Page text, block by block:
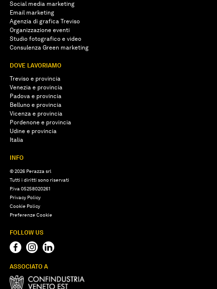
Social media marketing
Email marketing
Agenzia di grafica Treviso
Organizzazione eventi
Studio fotografico e video
Consulenza Green marketing
DOVE LAVORIAMO
Treviso e provincia
Venezia e provincia
Padova e provincia
Belluno e provincia
Vicenza e provincia
Pordenone e provincia
Udine e provincia
Italia
INFO
© 2026 Perazza srl
Tutti i diritti sono riservati
P.iva 05258020261
Privacy Policy
Cookie Policy
Preferenze Cookie
FOLLOW US
ASSOCIATO A